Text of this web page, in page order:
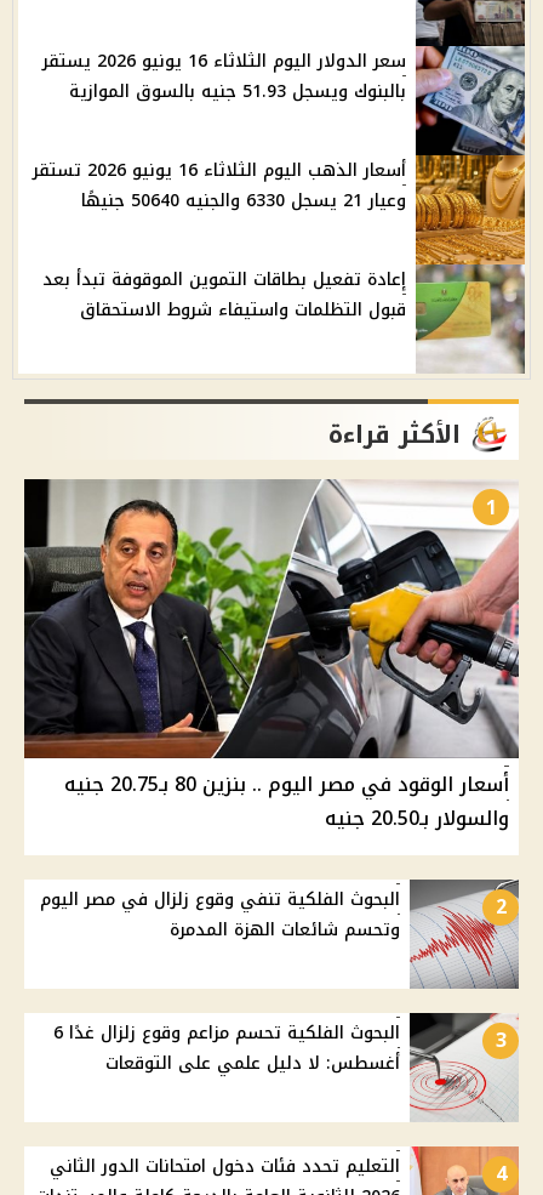
سعر الدولار اليوم الثلاثاء 16 يونيو 2026 يستقر
بالبنوك ويسجل 51.93 جنيه بالسوق الموازية
أسعار الذهب اليوم الثلاثاء 16 يونيو 2026 تستقر
وعيار 21 يسجل 6330 والجنيه 50640 جنيهًا
إعادة تفعيل بطاقات التموين الموقوفة تبدأ بعد
قبول التظلمات واستيفاء شروط الاستحقاق
الأكثر قراءة
1
أسعار الوقود في مصر اليوم .. بنزين 80 بـ20.75 جنيه
والسولار بـ20.50 جنيه
2
البحوث الفلكية تنفي وقوع زلزال في مصر اليوم
وتحسم شائعات الهزة المدمرة
3
البحوث الفلكية تحسم مزاعم وقوع زلزال غدًا 6
أغسطس: لا دليل علمي على التوقعات
4
التعليم تحدد فئات دخول امتحانات الدور الثاني